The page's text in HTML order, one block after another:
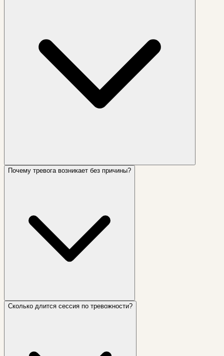
Почему тревога возникает без причины?
Сколько длится сессия по тревожности?